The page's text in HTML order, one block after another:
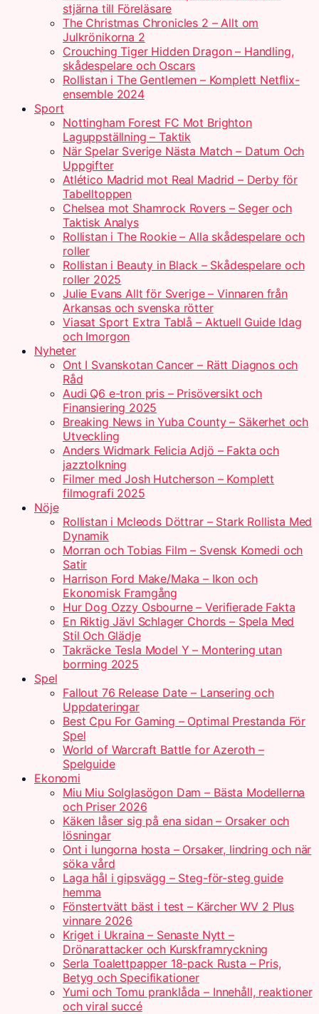
stjärna till Föreläsare
The Christmas Chronicles 2 – Allt om
Julkrönikorna 2
Crouching Tiger Hidden Dragon – Handling,
skådespelare och Oscars
Rollistan i The Gentlemen – Komplett Netflix-
ensemble 2024
Sport
Nottingham Forest FC Mot Brighton
Laguppställning – Taktik
När Spelar Sverige Nästa Match – Datum Och
Uppgifter
Atlético Madrid mot Real Madrid – Derby för
Tabelltoppen
Chelsea mot Shamrock Rovers – Seger och
Taktisk Analys
Rollistan i The Rookie – Alla skådespelare och
roller
Rollistan i Beauty in Black – Skådespelare och
roller 2025
Julie Evans Allt för Sverige – Vinnaren från
Arkansas och svenska rötter
Viasat Sport Extra Tablå – Aktuell Guide Idag
och Imorgon
Nyheter
Ont I Svanskotan Cancer – Rätt Diagnos och
Råd
Audi Q6 e-tron pris – Prisöversikt och
Finansiering 2025
Breaking News in Yuba County – Säkerhet och
Utveckling
Anders Widmark Felicia Adjö – Fakta och
jazztolkning
Filmer med Josh Hutcherson – Komplett
filmografi 2025
Nöje
Rollistan i Mcleods Döttrar – Stark Rollista Med
Dynamik
Morran och Tobias Film – Svensk Komedi och
Satir
Harrison Ford Make/Maka – Ikon och
Ekonomisk Framgång
Hur Dog Ozzy Osbourne – Verifierade Fakta
En Riktig Jävl Schlager Chords – Spela Med
Stil Och Glädje
Takräcke Tesla Model Y – Montering utan
borrning 2025
Spel
Fallout 76 Release Date – Lansering och
Uppdateringar
Best Cpu For Gaming – Optimal Prestanda För
Spel
World of Warcraft Battle for Azeroth –
Spelguide
Ekonomi
Miu Miu Solglasögon Dam – Bästa Modellerna
och Priser 2026
Käken låser sig på ena sidan – Orsaker och
lösningar
Ont i lungorna hosta – Orsaker, lindring och när
söka vård
Laga hål i gipsvägg – Steg-för-steg guide
hemma
Fönstertvätt bäst i test – Kärcher WV 2 Plus
vinnare 2026
Kriget i Ukraina – Senaste Nytt –
Drönarattacker och Kurskframryckning
Serla Toalettpapper 18-pack Rusta – Pris,
Betyg och Specifikationer
Yumi och Tomu pranklåda – Innehåll, reaktioner
och viral succé